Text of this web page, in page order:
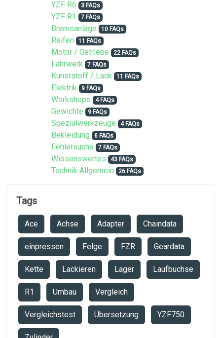
YZF R6 3 FAQs
YZF R1 7 FAQs
Bremsanlage 10 FAQs
Reifen 11 FAQs
Motor / Getriebe 22 FAQs
Fahrwerk 7 FAQs
Kunststoff / Lack 11 FAQs
Elektrik 9 FAQs
Workshops 4 FAQs
Gewichte 9 FAQs
Spezialwerkzeuge 4 FAQs
Bekleidung 6 FAQs
Fehlersuche 7 FAQs
Wissenswertes 43 FAQs
Technik Allgemein 26 FAQs
Tags
Ace Achse Adapter Chaindata
einpressen Felge FZR Geardata
Kette Lackieren Lager Laufbuchse
R1 Umbau Vergleich
Vergleichstest Übersetzung YZF750